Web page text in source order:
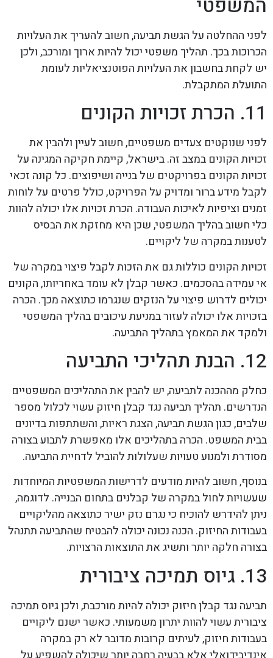
המשפטי
לפני ההחלטה על הגשת תביעה, חשוב להעריך את העלויות
הכרוכות בכך. תהליך משפטי יכול להיות ארוך ומורכב, ולכן
יש לקחת בחשבון את העלויות הפוטנציאליות לעומת
התועלת המתקבלת.
11. הכרת זכויות הקונים
לפני שנוקטים צעדים משפטיים, חשוב לעיין ולהבין את
זכויות הקונים במצב זה. בישראל, קיימת חקיקה המגינה על
זכויות הקונים בפרויקטים של בנייה ושיפוצים. כל קונה זכאי
לקבל מידע ברור ומדויק על הפרויקט, כולל פרטים על לוחות
זמנים וציפיות לאיכות העבודה. הכרת זכויות אלו יכולה להוות
כלי חשוב בהליך המשפטי, שכן היא מחזקת את הבסיס
לטענות במקרה של ליקויים.
זכויות הקונים כוללות גם את הזכות לקבל פיצוי במקרה של
אי עמידה בהסכמים. כאשר קבלן לא עומד באחריותו, הקונים
יכולים לדרוש פיצוי על הנזקים שנגרמו כתוצאה מכך. הכרה
בזכויות אלו יכולה לעזור במניעת עיכובים בהליך המשפטי
ולמקד את המאמץ בתהליך התביעה.
12. הבנת תהליכי התביעה
כחלק מההכנה לתביעה, יש להבין את התהליכים המשפטיים
הנדרשים. תהליך תביעה נגד קבלן חיזוק עשוי לכלול מספר
שלבים, כגון הגשת תביעה, הצגת ראיות, והשתתפות בדיונים
בבית המשפט. הכרה בתהליכים אלו מאפשרת לתבוע בצורה
מסודרת ולמנוע טעויות שעלולות להוביל לדחיית התביעה.
בנוסף, חשוב להיות מודעים לדרישות המשפטיות המיוחדות
שעשויות לחול במקרה של קבלנים בתחום הבנייה. לדוגמה,
ניתן להידרש להוכיח כי נגרם נזק ישיר כתוצאה מהליקויים
בעבודות החיזוק. הכנה נכונה יכולה להבטיח שהתביעה תתנהל
בצורה חלקה יותר ותשיג את התוצאות הרצויות.
13. גיוס תמיכה ציבורית
תביעה נגד קבלן חיזוק יכולה להיות מורכבת, ולכן גיוס תמיכה
ציבורית עשוי להוות יתרון משמעותי. כאשר ישנם ליקויים
בעבודות חיזוק, לעיתים קרובות מדובר לא רק במקרה